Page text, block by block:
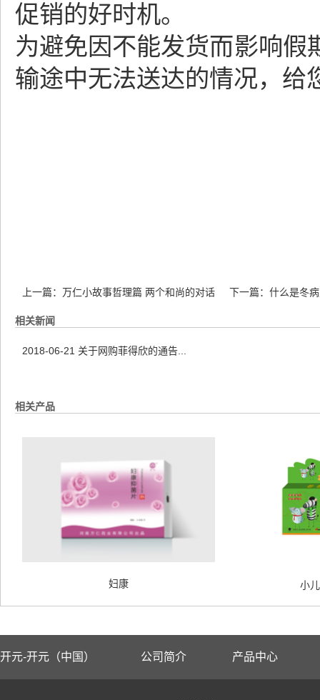
促销的好时机。
为避免因不能发货而影响假
输途中无法送达的情况，给
上一篇： 万仁小故事哲理篇 两个和尚的对话 下一篇： 什么是冬
相关新闻
2018-06-21 关于网购菲得欣的通告...
相关产品
妇康 小
开元-开元（中国） 公司简介 产品中心